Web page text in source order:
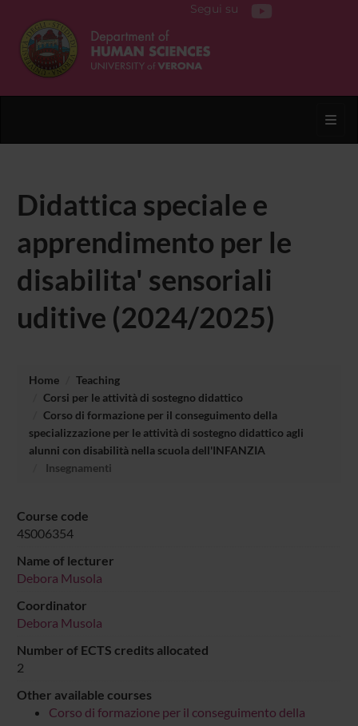
Segui su
Didattica speciale e
apprendimento per le
disabilita' sensoriali
uditive (2024/2025)
Home
Teaching
Corsi per le attività di sostegno didattico
Corso di formazione per il conseguimento della
specializzazione per le attività di sostegno didattico agli
alunni con disabilità nella scuola dell'INFANZIA
Insegnamenti
Course code
4S006354
Name of lecturer
Debora Musola
Coordinator
Debora Musola
Number of ECTS credits allocated
2
Other available courses
Corso di formazione per il conseguimento della